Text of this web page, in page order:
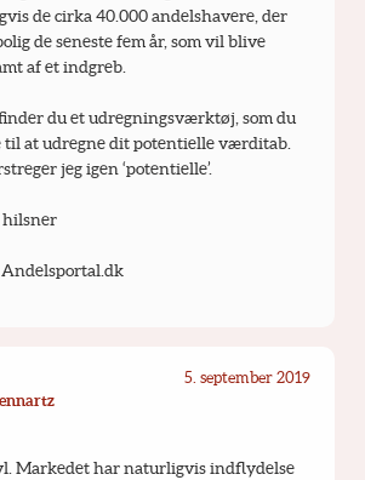
de cirka 40.000 andelshavere, der
de seneste fem år, som vil blive
af et indgreb.
du et udregningsværktøj, som du
til at udregne dit potentielle værditab.
jeg igen ‘potentielle’.
hilsner
5. september 2019
Markedet har naturligvis indflydelse